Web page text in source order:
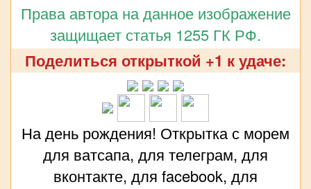
Права автора на данное изображение
защищает статья 1255 ГК РФ.
Поделиться открыткой +1 к удаче:
На день рождения! Открытка с морем
для ватсапа, для телеграм, для
вконтакте, для facebook, для